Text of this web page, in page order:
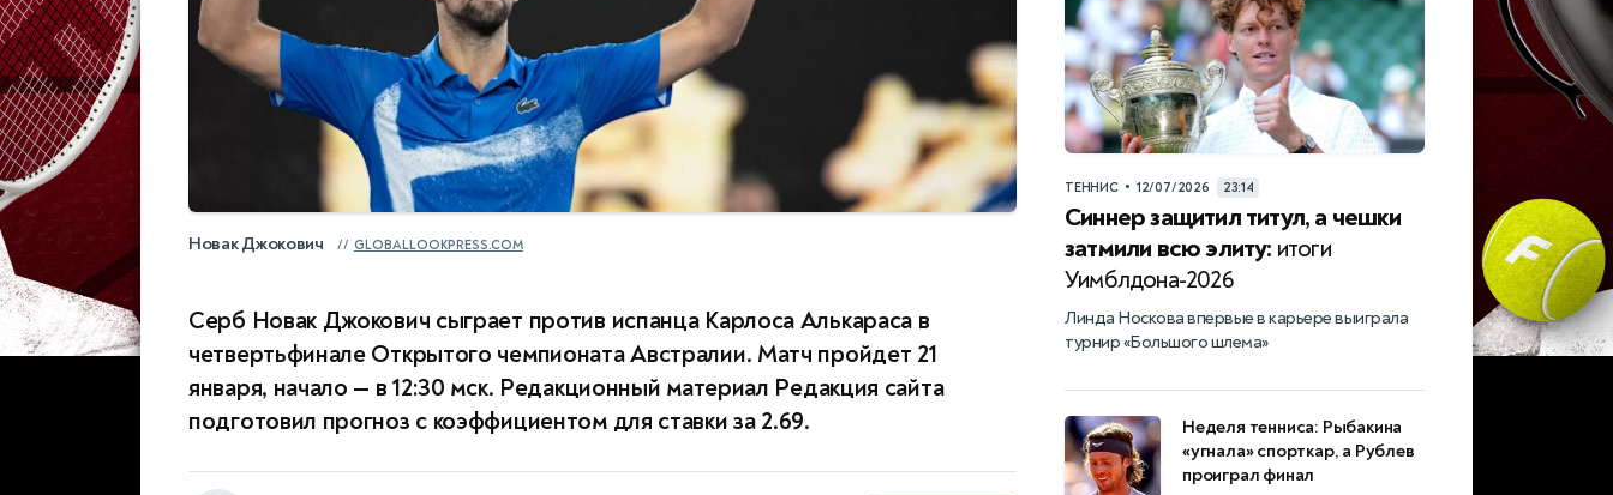
Новак Джокович GLOBALLOOKPRESS.COM
Серб Новак Джокович сыграет против испанца Карлоса Алькараса в
четвертьфинале Открытого чемпионата Австралии. Матч пройдет 21
января, начало — в 12:30 мск. Редакционный материал Редакция сайта
подготовил прогноз с коэффициентом для ставки за 2.69.
ТЕННИС • 12/07/2026 23:14
Синнер защитил титул, а чешки
затмили всю элиту: итоги
Уимблдона-2026
Линда Носкова впервые в карьере выиграла
турнир «Большого шлема»
Неделя тенниса: Рыбакина
«угнала» спорткар, а Рублев
проиграл финал